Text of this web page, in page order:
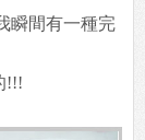
瞬間有一種完
!!!